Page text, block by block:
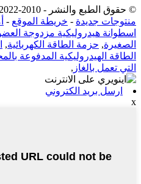
© حقوق الطبع والنشر - 2010-2022: جميع الحقوق محفوظة.
منتوجات جديدة - خريطة الموقع -
اسطوانة هيدروليكية مزدوجة
الصغيرة, حزمة الطاقة الكهربائية,
الطاقة الهيدروليكية المدفوعة
التي تعمل بالغاز ,
ارسل بريد الكتروني
x